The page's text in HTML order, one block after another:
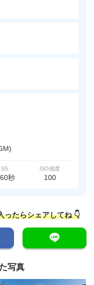
SS
秒
ISO感度
100
ったらシェアしてね 👇
写真